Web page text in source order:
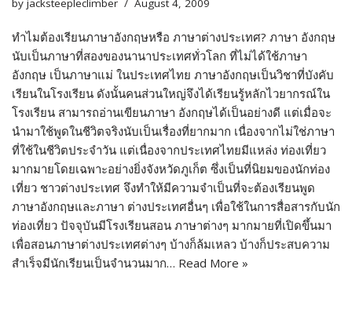
by jacksteepleclimber August 4, 2009
ทำไมต้องเรียนภาษาอังกฤษหรือ ภาษาต่างประเทศ? ภาษา อังกฤษ
นับเป็นภาษาที่สองของนานาประเทศทั่วโลก ที่ไม่ได้ใช้ภาษา
อังกฤษ เป็นภาษาแม่ ในประเทศไทย ภาษาอังกฤษเป็นวิชาที่บังคับ
เรียนในโรงเรียน ดังนั้นคนส่วนใหญ่จึงได้เรียนรู้หลักไวยากรณ์ใน
โรงเรียน สามารถอ่านเขียนภาษา อังกฤษได้เป็นอย่างดี แต่เมื่อจะ
นำมาใช้พูดในชีวิตจริงนับเป็นเรื่องที่ยากมาก เนื่องจากไม่ใช่ภาษา
ที่ใช้ในชีวิตประจำวัน แต่เนื่องจากประเทศไทยมีแหล่ง ท่องเที่ยว
มากมายโดยเฉพาะอย่างยิ่งจังหวัดภูเก็ต ซึ่งเป็นที่นิยมของนักท่อง
เที่ยว ชาวต่างประเทศ จึงทำให้มีความจำเป็นที่จะต้องเรียนพูด
ภาษาอังกฤษและภาษา ต่างประเทศอื่นๆ เพื่อใช้ในการสื่อสารกับนัก
ท่องเที่ยว ปัจจุบันมีโรงเรียนสอน ภาษาต่างๆ มากมายที่เปิดขึ้นมา
เพื่อสอนภาษาต่างประเทศต่างๆ บ้างก็ล้มเหลว บ้างก็ประสบความ
สำเร็จมีนักเรียนเป็นจำนวนมาก… Read More »